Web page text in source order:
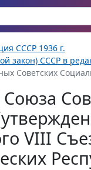
СССР 1936 г.
закон) СССР в
Советских
VIII